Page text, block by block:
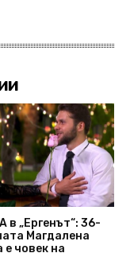
в „Ергенът“: 36-
Магдалена
е човек на